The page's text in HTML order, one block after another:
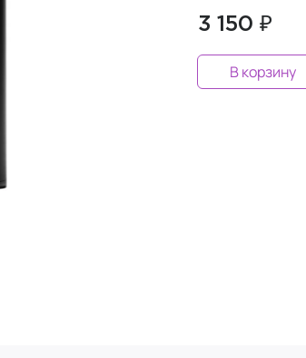
3 150 ₽
В корзину